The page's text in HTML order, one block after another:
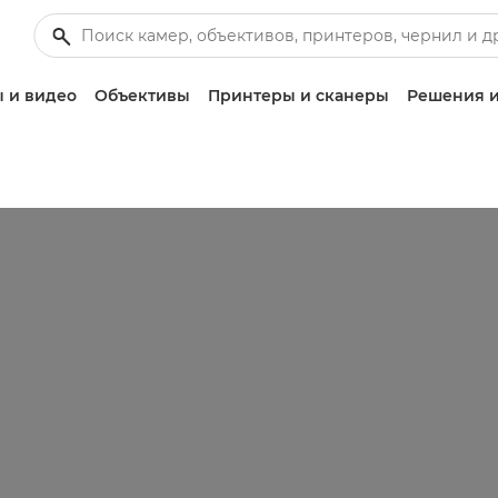
и видео Объективы Принтеры и сканеры Решения